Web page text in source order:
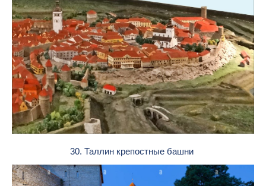
30. Таллин крепостные башни